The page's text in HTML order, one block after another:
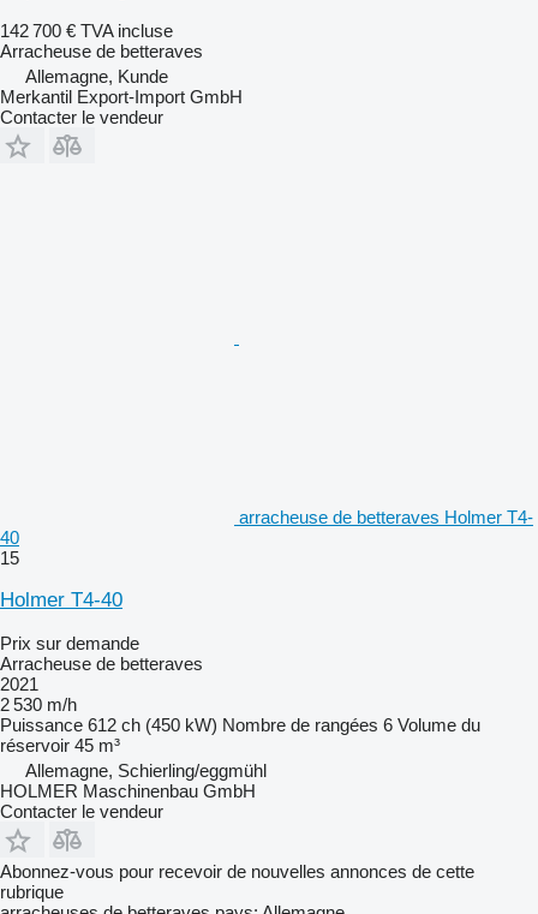
142 700 € TVA incluse
Arracheuse de betteraves
Allemagne, Kunde
Merkantil Export-Import GmbH
Contacter le vendeur
arracheuse de betteraves Holmer T4-
40
15
Holmer T4-40
Prix sur demande
Arracheuse de betteraves
2021
2 530 m/h
Puissance 612 ch (450 kW) Nombre de rangées 6 Volume du
réservoir 45 m³
Allemagne, Schierling/eggmühl
HOLMER Maschinenbau GmbH
Contacter le vendeur
Abonnez-vous pour recevoir de nouvelles annonces de cette
rubrique